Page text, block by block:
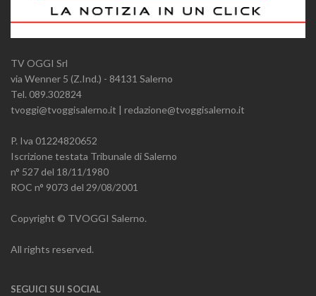
TV OGGI Srl
via Wenner 5 (Z.Ind.) - 84131 Salerno
Tel. 089.302824
tvoggi@tvoggisalerno.it | redazione@tvoggisalerno.it
P. Iva 01224820652
Iscrizione testata Tribunale di Salerno
n° 527 del 18/11/1980
ROC n° 9073 del 29/08/2001
Copyright © TVOGGI Salerno.
All rights reserved.
SEGUICI SUI SOCIAL